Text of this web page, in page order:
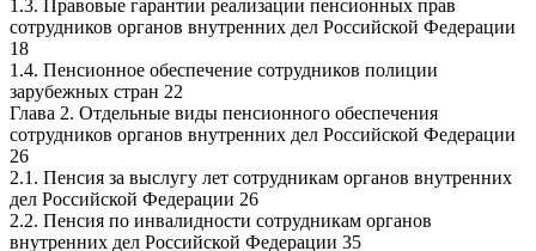
1.3. Правовые гарантии реализации пенсионных прав
сотрудников органов внутренних дел Российской Федерации
18
1.4. Пенсионное обеспечение сотрудников полиции
зарубежных стран 22
Глава 2. Отдельные виды пенсионного обеспечения
сотрудников органов внутренних дел Российской Федерации
26
2.1. Пенсия за выслугу лет сотрудникам органов внутренних
дел Российской Федерации 26
2.2. Пенсия по инвалидности сотрудникам органов
внутренних дел Российской Федерации 35